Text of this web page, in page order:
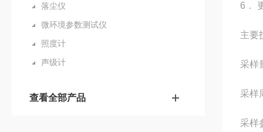
落尘仪
微环境参数测试仪
照度计
声级计
查看全部产品
6．
主要
采样
采样
采样